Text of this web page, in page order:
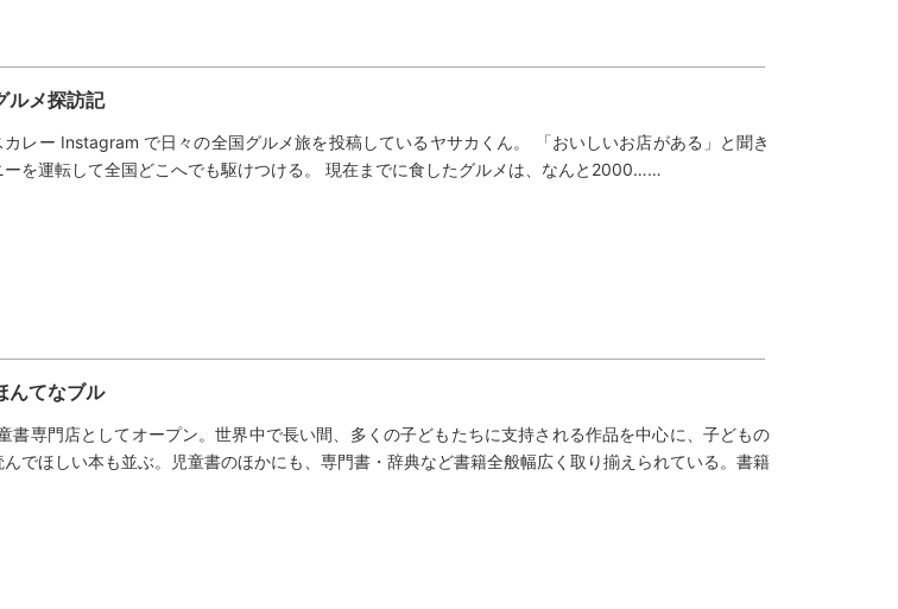
メ探訪記
レー Instagram で日々の全国グルメ旅を投稿しているヤサカくん。 「おいしいお店がある」と聞き
ーを運転して全国どこへでも駆けつける。 現在までに食したグルメは、なんと2000……
てなブル
書専門店としてオープン。世界中で長い間、多くの子どもたちに支持される作品を中心に、子どもの
でほしい本も並ぶ。児童書のほかにも、専門書・辞典など書籍全般幅広く取り揃えられている。書籍